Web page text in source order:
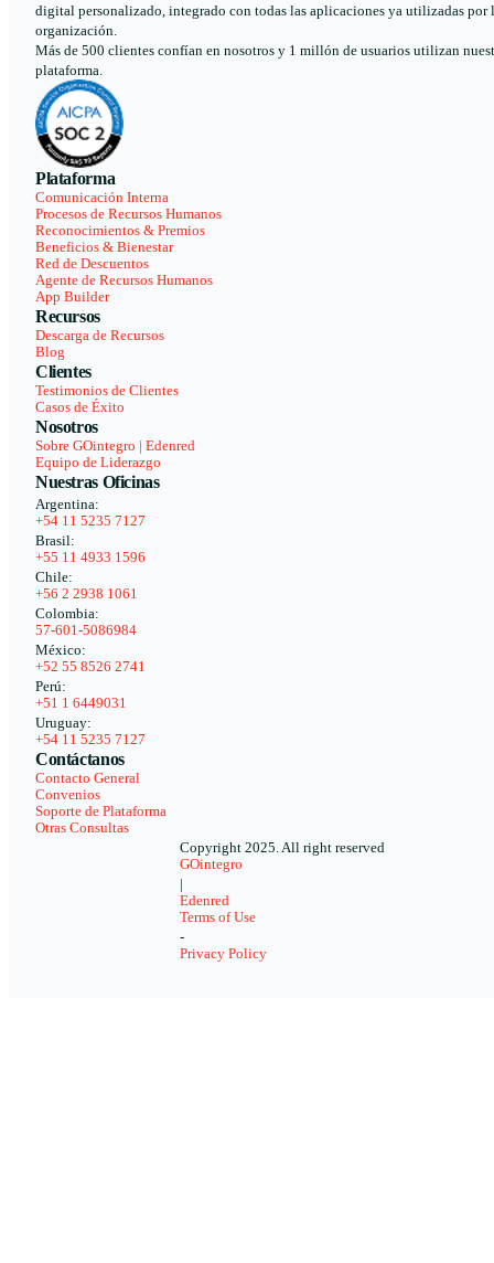
digital personalizado, integrado con todas las aplicaciones ya utilizadas por
organización.
Más de 500 clientes confían en nosotros y 1 millón de usuarios utilizan
plataforma.
Plataforma
Comunicación Interna
Procesos de Recursos Humanos
Reconocimientos & Premios
Beneficios & Bienestar
Red de Descuentos
Agente de Recursos Humanos
App Builder
Recursos
Descarga de Recursos
Blog
Clientes
Testimonios de Clientes
Casos de Éxito
Nosotros
Sobre GOintegro | Edenred
Equipo de Liderazgo
Nuestras Oficinas
Argentina:
+54 11 5235 7127
Brasil:
+55 11 4933 1596
Chile:
+56 2 2938 1061
Colombia:
57-601-5086984
México:
+52 55 8526 2741
Perú:
+51 1 6449031
Uruguay:
+54 11 5235 7127
Contáctanos
Contacto General
Convenios
Soporte de Plataforma
Otras Consultas
Copyright 2025. All right reserved
GOintegro
Edenred
Terms of Use
-
Privacy Policy